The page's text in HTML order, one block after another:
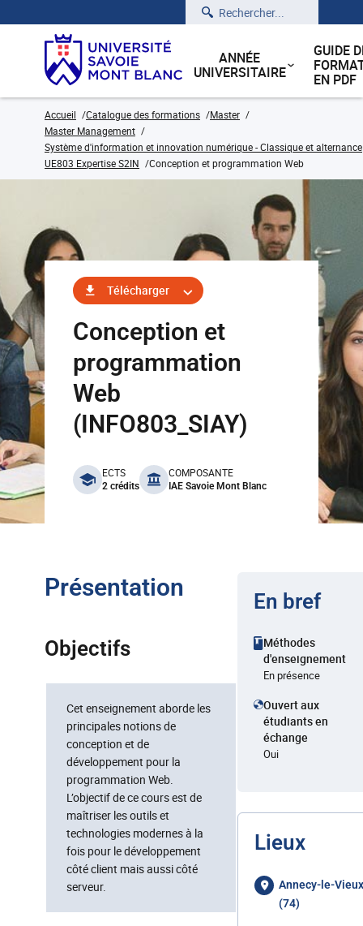
Rechercher
ANNÉE
UNIVERSITAIRE
GUIDE
EN PDF
Accueil Catalogue des formations
Master
Master Management
Système d'information et innovation numérique - Classique et alternance
UE803 Expertise S2IN
Conception et programmation Web
Télécharger
Conception et
programmation
Web
(INFO803_SIAY)
benefits
ECTS
2 crédits
COMPOSANTE
IAE Savoie Mont Blanc
Présentation
Objectifs
Cet enseignement aborde les
principales notions de
conception et de
développement pour la
programmation Web.
L’objectif de ce cours est de
maîtriser les outils et
technologies modernes à la
fois pour le développement
côté client mais aussi côté
serveur.
En bref
Méthodes
d'enseignement
En présence
Ouvert aux
étudiants en
échange
Oui
Lieux
Annecy-le-Vieux
(74)